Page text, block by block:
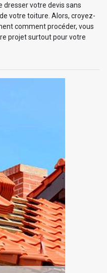
dresser votre devis sans
votre toiture. Alors, croyez-
comment procéder, vous
projet surtout pour votre